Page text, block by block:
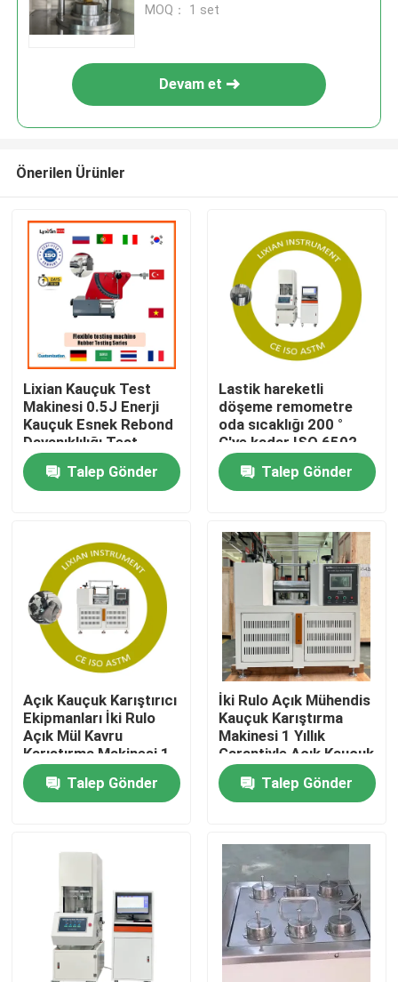
Ev
VR Gösterisi
Hakkımızda
Fabrika turu
Kalite kontrol
Bize Ulaşın
vakalar
Laboratuvar Test Cihazları
Viskometresi Kauçuk için
MOQ： 1 set
Devam et
Önerilen Ürünler
Lixian Kauçuk Test
Makinesi 0.5J Enerji
Kauçuk Esnek Rebond
Dayanıklılığı Test
Ekipmanı
Talep Gönder
Lastik hareketli
döşeme remometre
oda sıcaklığı 200 °
C'ye kadar ISO 6502
Basınç 0.5 Mpa-0.65
Mpa
Talep Gönder
Açık Kauçuk Karıştırıcı
Ekipmanları İki Rulo
Açık Mül Kavru
Karıştırma Makinesi 1
Yıllık Garantiyle
Kauçuk Karıştırma
Kapasitesi 0.3 ila 2 kg
Talep Gönder
İki Rulo Açık Mühendis
Kauçuk Karıştırma
Makinesi 1 Yıllık
Garantiyle Açık Kauçuk
Karıştırıcı Ekipmanı
Kauçuk Karıştırma
Kapasitesi 0.3 ila 2 kg
Talep Gönder